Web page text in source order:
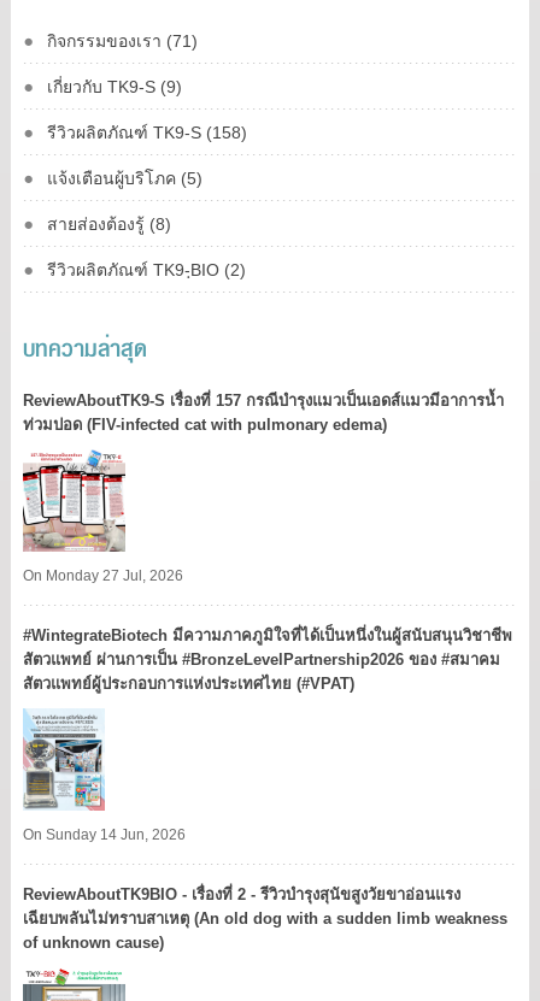
กิจกรรมของเรา (71)
เกี่ยวกับ TK9-S (9)
รีวิวผลิตภัณฑ์ TK9-S (158)
แจ้งเตือนผู้บริโภค (5)
สายส่องต้องรู้ (8)
รีวิวผลิตภัณฑ์ TK9-ฺBIO (2)
บทความล่าสุด
ReviewAboutTK9-S เรื่องที่ 157 กรณีบำรุงแมวเป็นเอดส์แมวมีอาการน้ำ
ท่วมปอด (FIV-infected cat with pulmonary edema)
On Monday 27 Jul, 2026
#WintegrateBiotech มีความภาคภูมิใจที่ได้เป็นหนึ่งในผู้สนับสนุนวิชาชีพ
สัตวแพทย์ ผ่านการเป็น #BronzeLevelPartnership2026 ของ #สมาคม
สัตวแพทย์ผู้ประกอบการแห่งประเทศไทย (#VPAT)
On Sunday 14 Jun, 2026
ReviewAboutTK9BIO - เรื่องที่ 2 - รีวิวบำรุงสุนัขสูงวัยขาอ่อนแรง
เฉียบพลันไม่ทราบสาเหตุ (An old dog with a sudden limb weakness
of unknown cause)